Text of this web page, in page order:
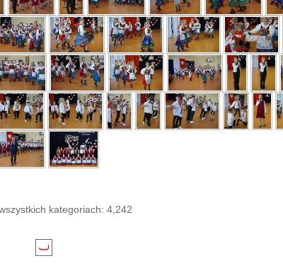
kategoriach: 4,242